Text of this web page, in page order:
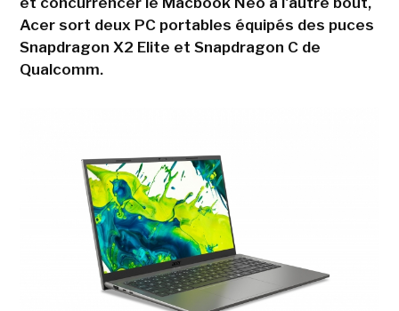
Acer sort deux PC portables équipés des puces
Snapdragon X2 Elite et Snapdragon C de
Qualcomm.